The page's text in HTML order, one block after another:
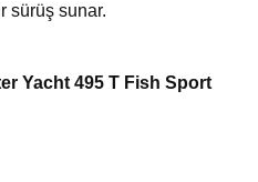
sürüş sunar.
Yacht 495 T Fish Sport